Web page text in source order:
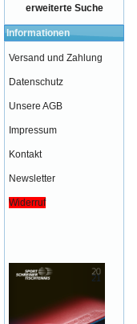
erweiterte Suche
Informationen
Versand und Zahlung
Datenschutz
Unsere AGB
Impressum
Kontakt
Newsletter
Widerruf